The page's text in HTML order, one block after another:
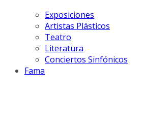
Exposiciones
Artistas Plásticos
Teatro
Literatura
Conciertos Sinfónicos
Fama